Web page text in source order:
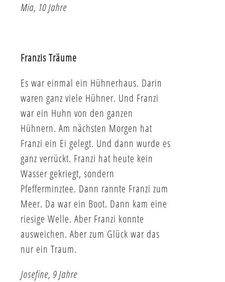
Mia, 10 Jahre
Franzis Träume
Es war einmal ein Hühnerhaus. Darin
waren ganz viele Hühner. Und Franzi
war ein Huhn von den ganzen
Hühnern. Am nächsten Morgen hat
Franzi ein Ei gelegt. Und dann wurde es
ganz verrückt. Franzi hat heute kein
Wasser gekriegt, sondern
Pfefferminztee. Dann rannte Franzi zum
Meer. Da war ein Boot. Dann kam eine
riesige Welle. Aber Franzi konnte
ausweichen. Aber zum Glück war das
nur ein Traum.
Josefine, 9 Jahre